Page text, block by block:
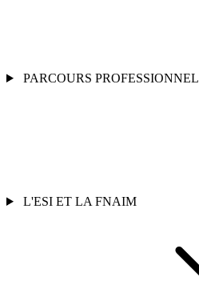
PARCOURS PROFESSIONNEL
L'ESI ET LA FNAIM